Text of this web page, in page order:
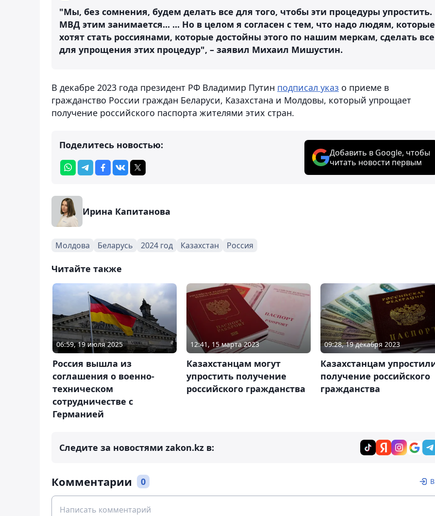
"Мы, без сомнения, будем делать все для того, чтобы эти процедуры упростить.
МВД этим занимается... ... Но в целом я согласен с тем, что надо людям, которые
хотят стать россиянами, которые достойны этого по нашим меркам, сделать все
для упрощения этих процедур", – заявил Михаил Мишустин.
В декабре 2023 года президент РФ Владимир Путин подписал указ о приеме в
гражданство России граждан Беларуси, Казахстана и Молдовы, который упрощает
получение российского паспорта жителями этих стран.
Поделитесь новостью:
Добавить в Google, чтобы
читать новости первым
Ирина Капитанова
Молдова Беларусь 2024 год Казахстан Россия
Читайте также
06:59, 19 июля 2025
Россия вышла из
соглашения о военно-
техническом
сотрудничестве с
Германией
12:41, 15 марта 2023
Казахстанцам могут
упростить получение
российского гражданства
09:28, 19 декабря 2023
Казахстанцам
получение российского
гражданства
Следите за новостями zakon.kz в:
Комментарии 0